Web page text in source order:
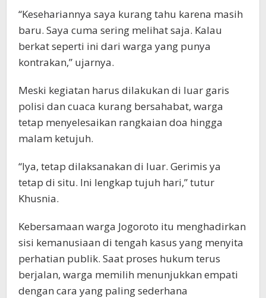
“Kesehariannya saya kurang tahu karena masih
baru. Saya cuma sering melihat saja. Kalau
berkat seperti ini dari warga yang punya
kontrakan,” ujarnya.
Meski kegiatan harus dilakukan di luar garis
polisi dan cuaca kurang bersahabat, warga
tetap menyelesaikan rangkaian doa hingga
malam ketujuh.
“Iya, tetap dilaksanakan di luar. Gerimis ya
tetap di situ. Ini lengkap tujuh hari,” tutur
Khusnia.
Kebersamaan warga Jogoroto itu menghadirkan
sisi kemanusiaan di tengah kasus yang menyita
perhatian publik. Saat proses hukum terus
berjalan, warga memilih menunjukkan empati
dengan cara yang paling sederhana